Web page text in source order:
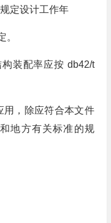
定设计工作年
。
装配率应按 db42/t
用，除应符合本文件
地方有关标准的规